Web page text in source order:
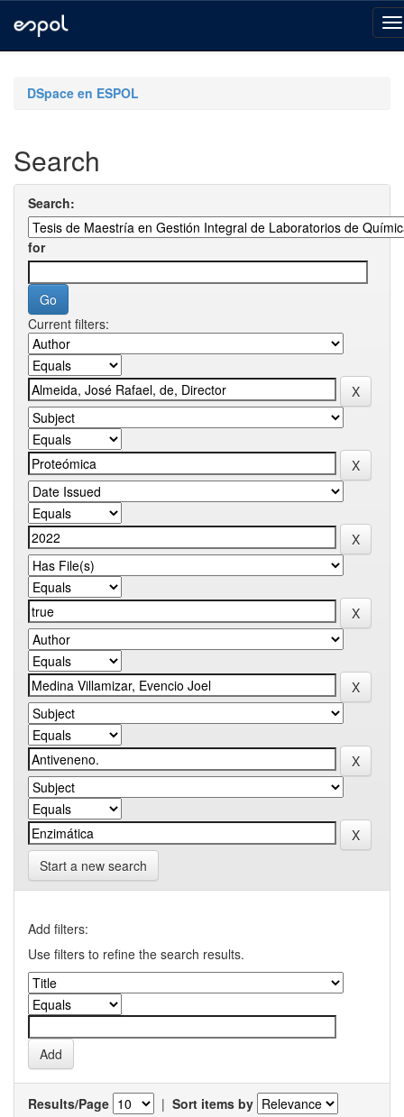
navigationDSpace en ESPOL
Search
Search:
for
Current filters:
Start a new search
Add filters:
Use filters to refine the search results.
Results/Page | Sort items by